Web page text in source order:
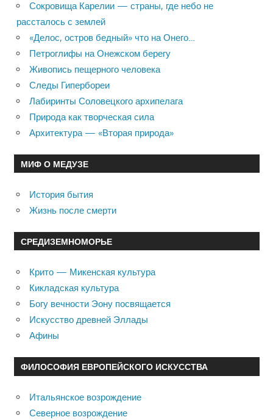
Сокровища Карелии — страны, где небо не
рассталось с землей
«Делос, остров бедный» что на Онего…
Петроглифы на Онежском берегу
Живопись пещерного человека
Следы Гипербореи
Лабиринты Соловецкого архипелага
Природа как творческая сила
Архитектура — «Вторая природа»
МИФ О МЕДУЗЕ
История бытия
Жизнь после смерти
СРЕДИЗЕМНОМОРЬЕ
Крито — Микенская культура
Кикладская культура
Богу вечности Эону посвящается
Искусство древней Эллады
Афины
ФИЛОСОФИЯ ЕВРОПЕЙСКОГО ИСКУССТВА
Итальянское возрождение
Северное возрождение